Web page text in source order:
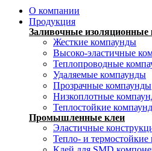
О компании
Продукция
Заливочные изоляционные
Жесткие компаунды
Высоко-эластичные
Теплопроводные
Удаляемые компаунды
Прозрачные компаунды
Низкоплотные
Теплостойкие
Промышленные клеи
Эластичные
Тепло- и термостойкие